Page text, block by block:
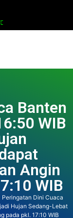
Banten
WIB
Angin
WIB
Peringatan Dini Cuaca
Hujan Sedang-Lebat
pada pkl. 17:10 WIB